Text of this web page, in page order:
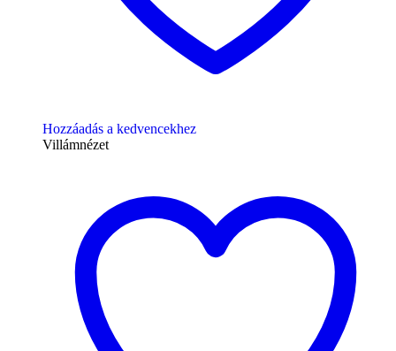
Hozzáadás a kedvencekhez
Villámnézet